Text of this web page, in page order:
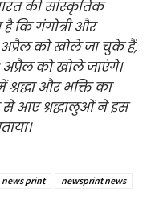
की सांस्कृतिक
कि गंगोत्री और
अप्रैल को खोले जा चुके हैं,
को खोले जाएंगे।
और भक्ति का
आए श्रद्धालुओं ने इस
news print
newsprint news